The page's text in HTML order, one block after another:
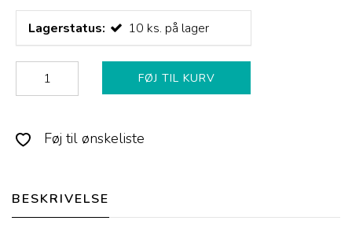
Lagerstatus: 10 ks. på lager
FØJ TIL KURV
Føj til ønskeliste
BESKRIVELSE